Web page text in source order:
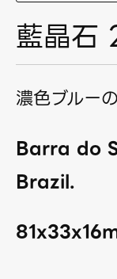
藍晶石
濃色ブルー
Barra do
Brazil.